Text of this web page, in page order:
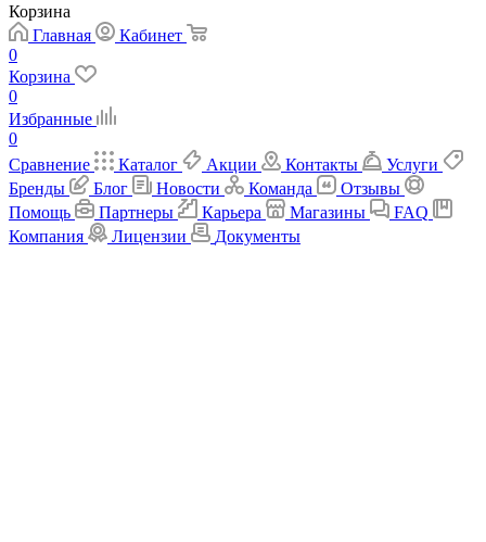
Корзина
Главная
Кабинет
0
Корзина
0
Избранные
0
Сравнение
Каталог Акции Контакты
Услуги
Бренды
Блог Новости Команда
Отзывы
Помощь
Партнеры Карьера Магазины
FAQ
Компания
Лицензии Документы